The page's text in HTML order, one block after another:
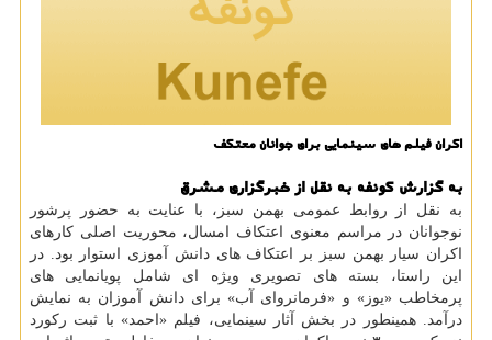
اکران فیلم های سینمایی برای جوانان معتکف
به گزارش کونفه به نقل از خبرگزاری مشرق
به نقل از روابط عمومی بهمن سبز، با عنایت به حضور پرشور
نوجوانان در مراسم معنوی اعتکاف امسال، محوریت اصلی کارهای
اکران سیار بهمن سبز بر اعتکاف های دانش آموزی استوار بود. در
این راستا، بسته های تصویری ویژه ای شامل پویانمایی های
پرمخاطب «یوز» و «فرمانروای آب» برای دانش آموزان به نمایش
درآمد. همینطور در بخش آثار سینمایی، فیلم «احمد» با ثبت رکورد